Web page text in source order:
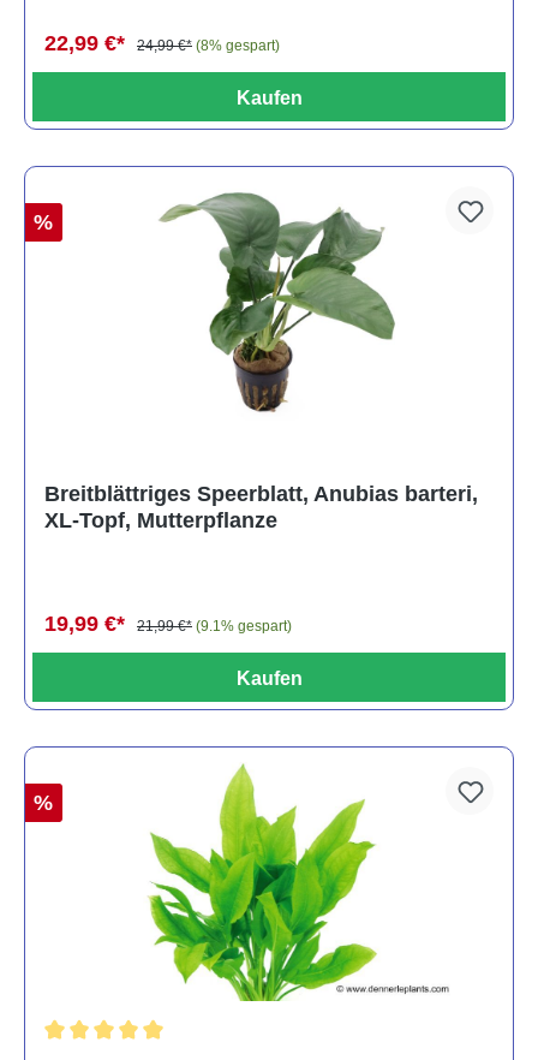
22,99 €* 24,99 €* (8% gespart)
Kaufen
%
Breitblättriges Speerblatt, Anubias barteri,
XL-Topf, Mutterpflanze
19,99 €* 21,99 €* (9.1% gespart)
Kaufen
%